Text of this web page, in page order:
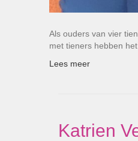
Als ouders van vier
met tieners hebben
Lees meer
Katrien